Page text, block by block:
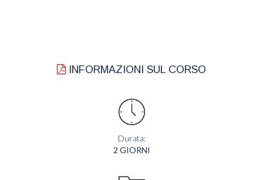
INFORMAZIONI SUL CORSO
Durata:
2 GIORNI